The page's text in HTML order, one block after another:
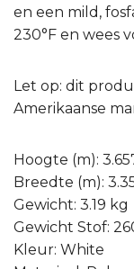
en een mild,
230°F en wees
Let op: dit
Amerikaanse
Hoogte (m):
Breedte (m):
Gewicht: 3.19 kg
Gewicht Stof:
Kleur: White